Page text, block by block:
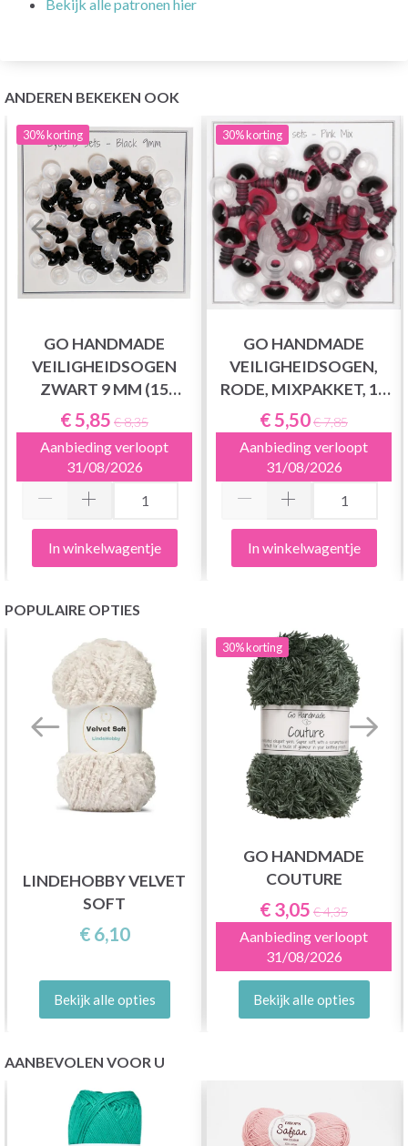
Bekijk alle patronen hier
ANDEREN BEKEKEN OOK
30%korting
GO HANDMADE
VEILIGHEIDSOGEN
ZWART 9 MM (15
PAAR)
€ 5,85 € 8,35
Aanbieding verloopt
31/08/2026
In winkelwagentje
30%korting
GO HANDMADE
VEILIGHEIDSOGEN,
RODE, MIXPAKKET, 12
PAAR
€ 5,50€ 7,85
Aanbieding verloopt
31/08/2026
In winkelwagentje
POPULAIRE OPTIES
LINDEHOBBY VELVET
SOFT
€ 6,10
Bekijk alle opties
30%korting
GO HANDMADE
COUTURE
€ 3,05 € 4,35
Aanbieding verloopt
31/08/2026
Bekijk alle opties
AANBEVOLEN VOOR U